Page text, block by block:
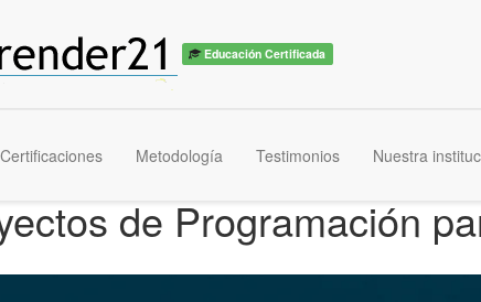
Educación Certificada
Certificaciones Metodología Testimonios Nuestra
de Programación